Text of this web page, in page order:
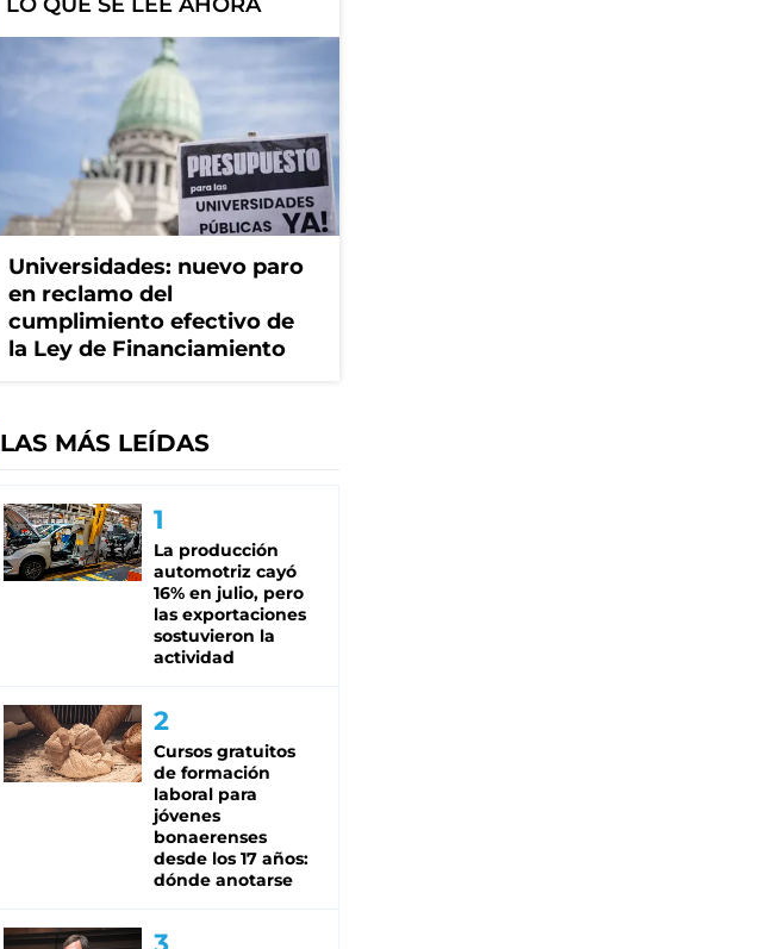
Universidades: nuevo paro
en reclamo del
cumplimiento efectivo de
la Ley de Financiamiento
LAS MÁS LEÍDAS
La producción
automotriz cayó
16% en julio, pero
las exportaciones
sostuvieron la
actividad
Cursos gratuitos
de formación
laboral para
jóvenes
bonaerenses
desde los 17 años:
dónde anotarse